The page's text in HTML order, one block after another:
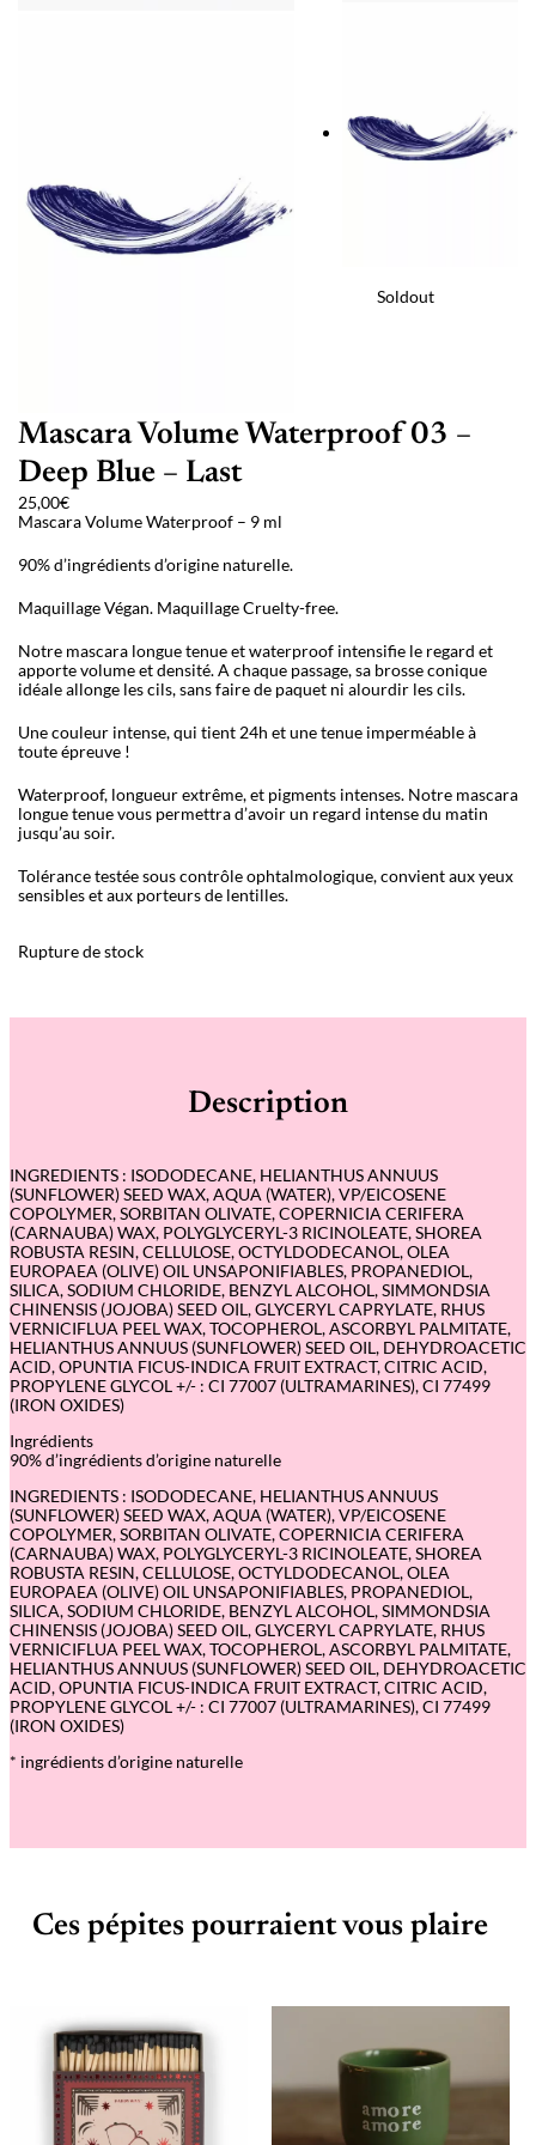
Soldout
Mascara Volume Waterproof 03 –
Deep Blue – Last
25,00€
Mascara Volume Waterproof – 9 ml
90% d’ingrédients d’origine naturelle.
Maquillage Végan. Maquillage Cruelty-free.
Notre mascara longue tenue et waterproof intensifie le regard et
apporte volume et densité. A chaque passage, sa brosse conique
idéale allonge les cils, sans faire de paquet ni alourdir les cils.
Une couleur intense, qui tient 24h et une tenue imperméable à
toute épreuve !
Waterproof, longueur extrême, et pigments intenses. Notre mascara
longue tenue vous permettra d’avoir un regard intense du matin
jusqu’au soir.
Tolérance testée sous contrôle ophtalmologique, convient aux yeux
sensibles et aux porteurs de lentilles.
Rupture de stock
Description
INGREDIENTS : ISODODECANE, HELIANTHUS ANNUUS
(SUNFLOWER) SEED WAX, AQUA (WATER), VP/EICOSENE
COPOLYMER, SORBITAN OLIVATE, COPERNICIA CERIFERA
(CARNAUBA) WAX, POLYGLYCERYL-3 RICINOLEATE, SHOREA
ROBUSTA RESIN, CELLULOSE, OCTYLDODECANOL, OLEA
EUROPAEA (OLIVE) OIL UNSAPONIFIABLES, PROPANEDIOL,
SILICA, SODIUM CHLORIDE, BENZYL ALCOHOL, SIMMONDSIA
CHINENSIS (JOJOBA) SEED OIL, GLYCERYL CAPRYLATE, RHUS
VERNICIFLUA PEEL WAX, TOCOPHEROL, ASCORBYL PALMITATE,
HELIANTHUS ANNUUS (SUNFLOWER) SEED OIL, DEHYDROACETIC
ACID, OPUNTIA FICUS-INDICA FRUIT EXTRACT, CITRIC ACID,
PROPYLENE GLYCOL +/- : CI 77007 (ULTRAMARINES), CI 77499
(IRON OXIDES)
Ingrédients
90% d’ingrédients d’origine naturelle
INGREDIENTS : ISODODECANE, HELIANTHUS ANNUUS
(SUNFLOWER) SEED WAX, AQUA (WATER), VP/EICOSENE
COPOLYMER, SORBITAN OLIVATE, COPERNICIA CERIFERA
(CARNAUBA) WAX, POLYGLYCERYL-3 RICINOLEATE, SHOREA
ROBUSTA RESIN, CELLULOSE, OCTYLDODECANOL, OLEA
EUROPAEA (OLIVE) OIL UNSAPONIFIABLES, PROPANEDIOL,
SILICA, SODIUM CHLORIDE, BENZYL ALCOHOL, SIMMONDSIA
CHINENSIS (JOJOBA) SEED OIL, GLYCERYL CAPRYLATE, RHUS
VERNICIFLUA PEEL WAX, TOCOPHEROL, ASCORBYL PALMITATE,
HELIANTHUS ANNUUS (SUNFLOWER) SEED OIL, DEHYDROACETIC
ACID, OPUNTIA FICUS-INDICA FRUIT EXTRACT, CITRIC ACID,
PROPYLENE GLYCOL +/- : CI 77007 (ULTRAMARINES), CI 77499
(IRON OXIDES)
* ingrédients d’origine naturelle
Ces pépites pourraient vous plaire